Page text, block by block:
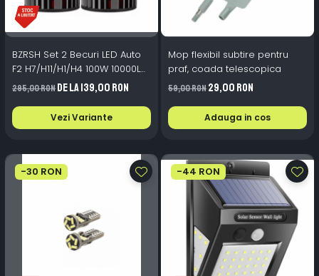
BZRSH Set 2 Becuri LED Auto
F2 H7/H11/H1/H4 100W 10000LM
Ventilator
295,00 RONde la 139,00 RON
Vezi Variante
Mop flexibil subtire pentru
praf, coada telescopica
59,00 RON29,00 RON
Adauga in cos
-30 RON -44 RON